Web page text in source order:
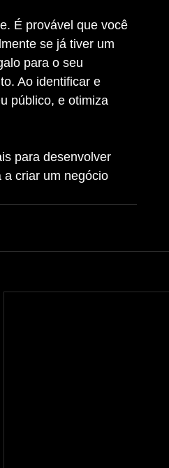
se já tiver um
para o seu
Ao identificar e
público, e otimiza
a criar um negócio